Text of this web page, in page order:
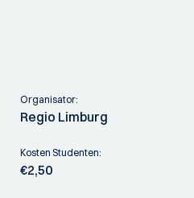
Organisator:
Regio Limburg
Kosten Studenten:
€2,50